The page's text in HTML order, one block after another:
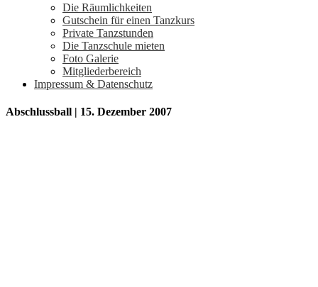
Die Räumlichkeiten
Gutschein für einen Tanzkurs
Private Tanzstunden
Die Tanzschule mieten
Foto Galerie
Mitgliederbereich
Impressum & Datenschutz
Abschlussball | 15. Dezember 2007